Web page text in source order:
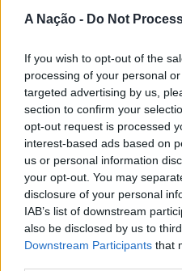
A Nação - Do Not
If you wish to opt-out of the
processing of your personal
targeted advertising by us,
section to confirm your
opt-out request is processed
interest-based ads based on
us or personal information
your opt-out. You may
disclosure of your personal
IAB’s list of downstream
also be disclosed by us to
Downstream Participants that
manter a atenção e a
tarefas inacabadas
prolongado pode elevar os
prejudicar o desempenho
Fabiano de Abreu Agrela
evidências de que o
genéticas na espécie
afirma, ocorre por meio da
pelo qual os circuitos
resposta às experiências.
“O principal desafio é
ATUALIDADE
“Millennium
regressou ao
vitória do
Publicado 3 dias atrás on
Por Ígor Lopes
O “Millennium Estoril
dias 18 e 26 de julho, no